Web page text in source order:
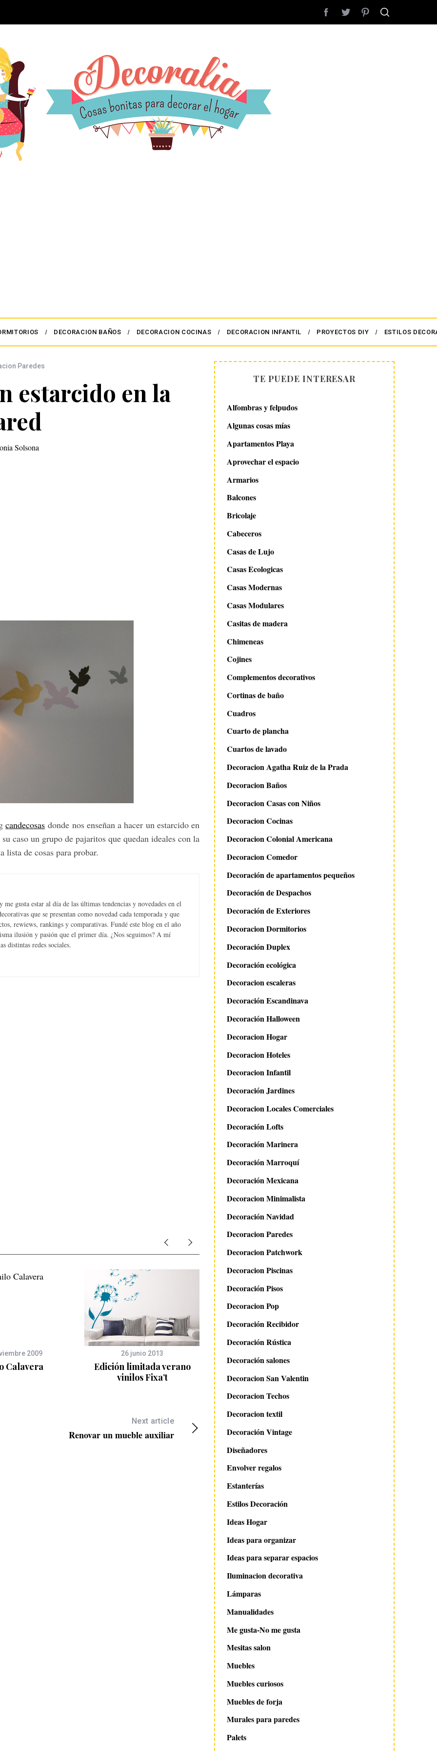
DECORACION BAÑOS DECORACION COCINAS DECORACION INFANTIL PROYECTOS DIY ESTILOS
Paredes
estarcido en la
Solsona
candecosas donde nos enseñan a hacer un estarcido en
caso un grupo de pajaritos que quedan ideales con la
lista de cosas para probar.
gusta estar al día de las últimas tendencias y novedades en el
que se presentan como novedad cada temporada y que
rewiews, rankings y comparativas. Fundé este blog en el año
ilusión y pasión que el primer día. ¿Nos seguimos? A mí
distintas redes sociales.
2009
Calavera
26 junio 2013
Edición limitada verano
vinilos Fixa’t
Ideas paredes: empapelar
con revistas
13 junio 2013
Frase decorativa con
de cartón
Next article
Renovar un mueble auxiliar
TE PUEDE INTERESAR
Alfombras y felpudos
Algunas cosas mías
Apartamentos Playa
Aprovechar el espacio
Armarios
Balcones
Bricolaje
Cabeceros
Casas de Lujo
Casas Ecologicas
Casas Modernas
Casas Modulares
Casitas de madera
Chimeneas
Cojines
Complementos decorativos
Cortinas de baño
Cuadros
Cuarto de plancha
Cuartos de lavado
Decoracion Agatha Ruiz de la Prada
Decoracion Baños
Decoracion Casas con Niños
Decoracion Cocinas
Decoracion Colonial Americana
Decoracion Comedor
Decoración de apartamentos pequeños
Decoración de Despachos
Decoración de Exteriores
Decoracion Dormitorios
Decoración Duplex
Decoración ecológica
Decoracion escaleras
Decoración Escandinava
Decoración Halloween
Decoracion Hogar
Decoracion Hoteles
Decoracion Infantil
Decoración Jardines
Decoracion Locales Comerciales
Decoración Lofts
Decoración Marinera
Decoración Marroquí
Decoración Mexicana
Decoracion Minimalista
Decoración Navidad
Decoracion Paredes
Decoracion Patchwork
Decoracion Piscinas
Decoración Pisos
Decoracion Pop
Decoración Recibidor
Decoración Rústica
Decoración salones
Decoracion San Valentin
Decoracion Techos
Decoracion textil
Decoración Vintage
Diseñadores
Envolver regalos
Estanterías
Estilos Decoración
Ideas Hogar
Ideas para organizar
Ideas para separar espacios
Iluminacion decorativa
Lámparas
Manualidades
Me gusta-No me gusta
Mesitas salon
Muebles
Muebles curiosos
Muebles de forja
Murales para paredes
Palets